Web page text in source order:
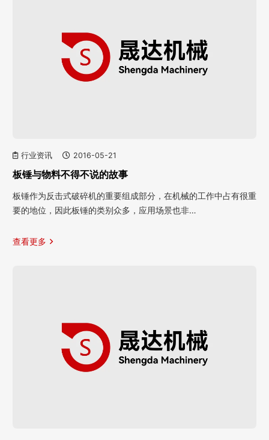
行业资讯 2016-05-21
板锤与物料不得不说的故事
板锤作为反击式破碎机的重要组成部分，在机械的工作中占有很重
要的地位，因此板锤的类别众多，应用场景也非…
查看更多